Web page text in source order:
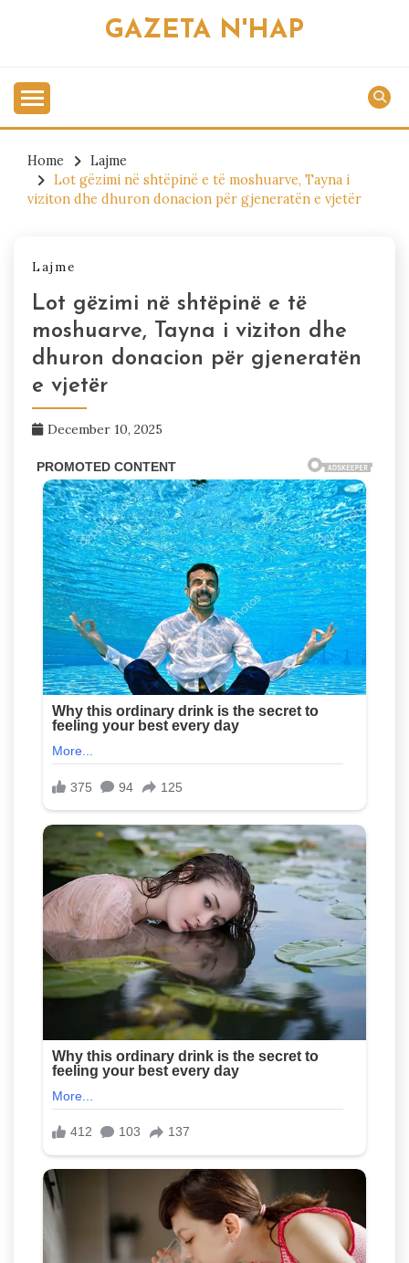
GAZETA N'HAP
Home
Lajme
Lot gëzimi në shtëpinë e të moshuarve, Tayna i
viziton dhe dhuron donacion për gjeneratën e vjetër
Lajme
Lot gëzimi në shtëpinë e të
moshuarve, Tayna i viziton dhe
dhuron donacion për gjeneratën
e vjetër
December 10, 2025